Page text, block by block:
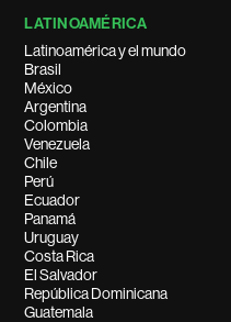
LATINOAMÉRICA
Latinoamérica y el mundo
Brasil
México
Argentina
Colombia
Venezuela
Chile
Perú
Ecuador
Panamá
Uruguay
Costa Rica
El Salvador
República Dominicana
Guatemala